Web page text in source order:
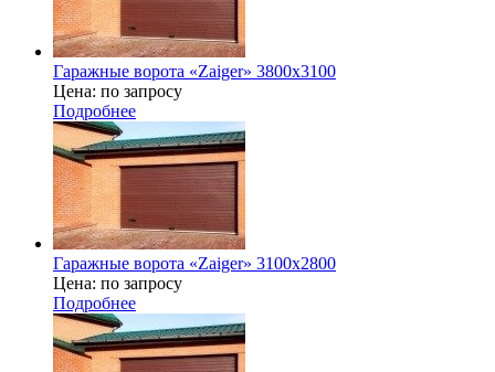
Гаражные ворота «Zaiger» 3800x3100
Цена: по запросу
Подробнее
Гаражные ворота «Zaiger» 3100x2800
Цена: по запросу
Подробнее